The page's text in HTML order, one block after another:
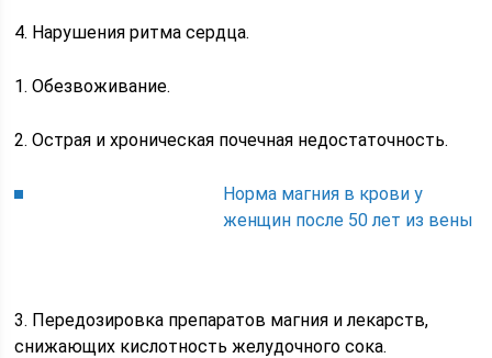
4. Нарушения ритма сердца.
1. Обезвоживание.
2. Острая и хроническая почечная недостаточность.
Норма магния в крови у
женщин после 50 лет из вены
3. Передозировка препаратов магния и лекарств,
снижающих кислотность желудочного сока.